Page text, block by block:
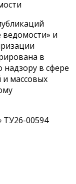
ведомости» и
в
в сфере
массовых
00594